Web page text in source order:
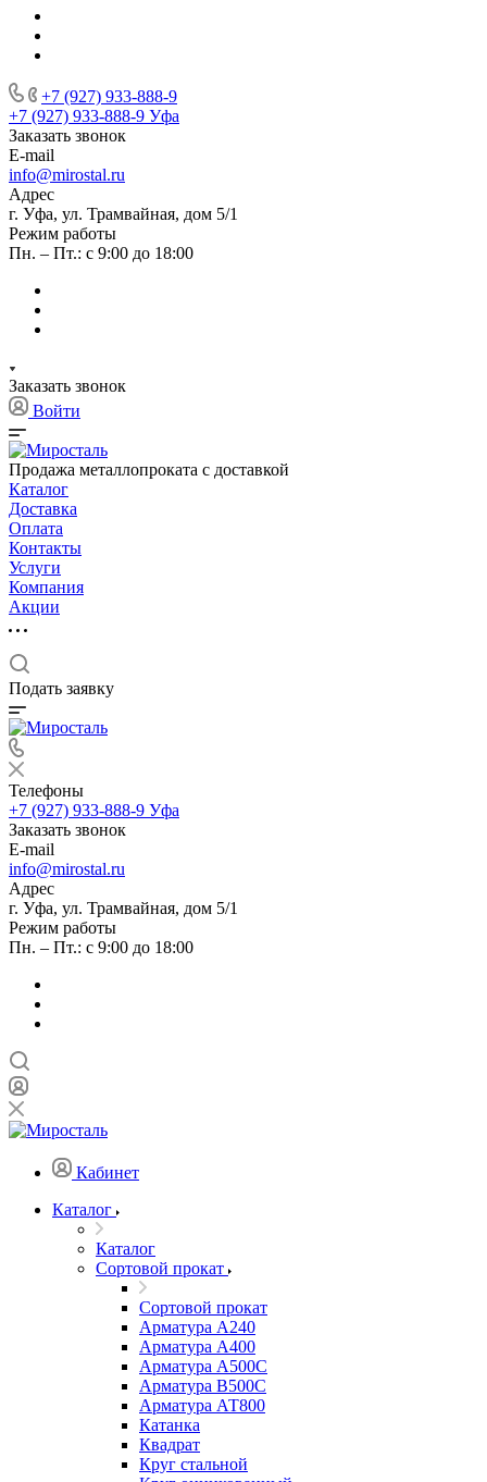
+7 (927) 933-888-9
+7 (927) 933-888-9 Уфа
Заказать звонок
E-mail
info@mirostal.ru
Адрес
г. Уфа, ул. Трамвайная, дом 5/1
Режим работы
Пн. – Пт.: с 9:00 до 18:00
Заказать звонок
Войти
Продажа металлопроката с доставкой
Каталог
Доставка
Оплата
Контакты
Услуги
Компания
Акции
Подать заявку
Телефоны
+7 (927) 933-888-9 Уфа
Заказать звонок
E-mail
info@mirostal.ru
Адрес
г. Уфа, ул. Трамвайная, дом 5/1
Режим работы
Пн. – Пт.: с 9:00 до 18:00
Кабинет
Каталог
Каталог
Сортовой прокат
Сортовой прокат
Арматура А240
Арматура А400
Арматура А500C
Арматура В500С
Арматура АТ800
Катанка
Квадрат
Круг стальной